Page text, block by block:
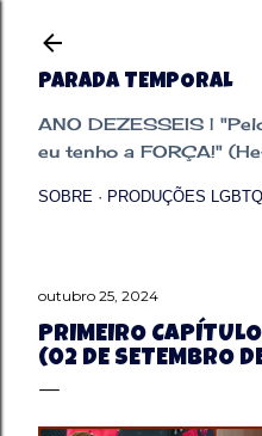
PARADA TEMPORAL
ANO DEZESSEIS |
eu tenho a FORÇA!"
SOBRE PRODUÇÕES
outubro 25, 2024
PRIMEIRO
(02 DE SETEMBRO